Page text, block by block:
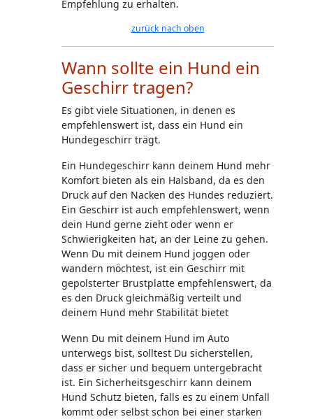
Empfehlung zu erhalten.
zurück nach oben
Wann sollte ein Hund ein
Geschirr tragen?
Es gibt viele Situationen, in denen es
empfehlenswert ist, dass ein Hund ein
Hundegeschirr trägt.
Ein Hundegeschirr kann deinem Hund mehr
Komfort bieten als ein Halsband, da es den
Druck auf den Nacken des Hundes reduziert.
Ein Geschirr ist auch empfehlenswert, wenn
dein Hund gerne zieht oder wenn er
Schwierigkeiten hat, an der Leine zu gehen.
Wenn Du mit deinem Hund joggen oder
wandern möchtest, ist ein Geschirr mit
gepolsterter Brustplatte empfehlenswert, da
es den Druck gleichmäßig verteilt und
deinem Hund mehr Stabilität bietet
Wenn Du mit deinem Hund im Auto
unterwegs bist, solltest Du sicherstellen,
dass er sicher und bequem untergebracht
ist. Ein Sicherheitsgeschirr kann deinem
Hund Schutz bieten, falls es zu einem Unfall
kommt oder selbst schon bei einer starken